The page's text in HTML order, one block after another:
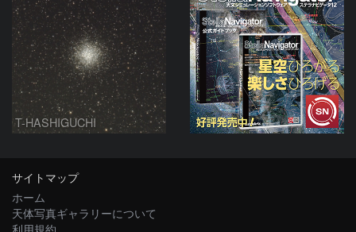
T-HASHIGUCHI
サイトマップ
ホーム
天体写真ギャラリーについて